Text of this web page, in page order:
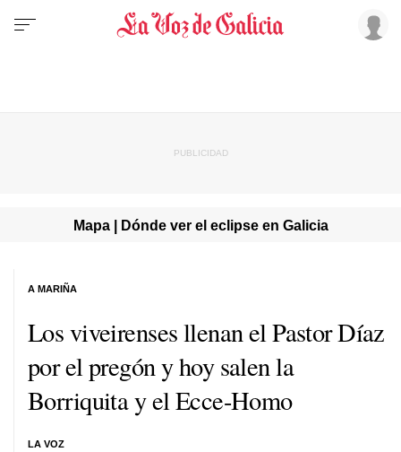
Mapa | Dónde ver el eclipse en Galicia
Los viveirenses llenan el Pastor Díaz
por el pregón y hoy salen la
Borriquita y el Ecce-Homo
LA VOZ
A MARIÑA